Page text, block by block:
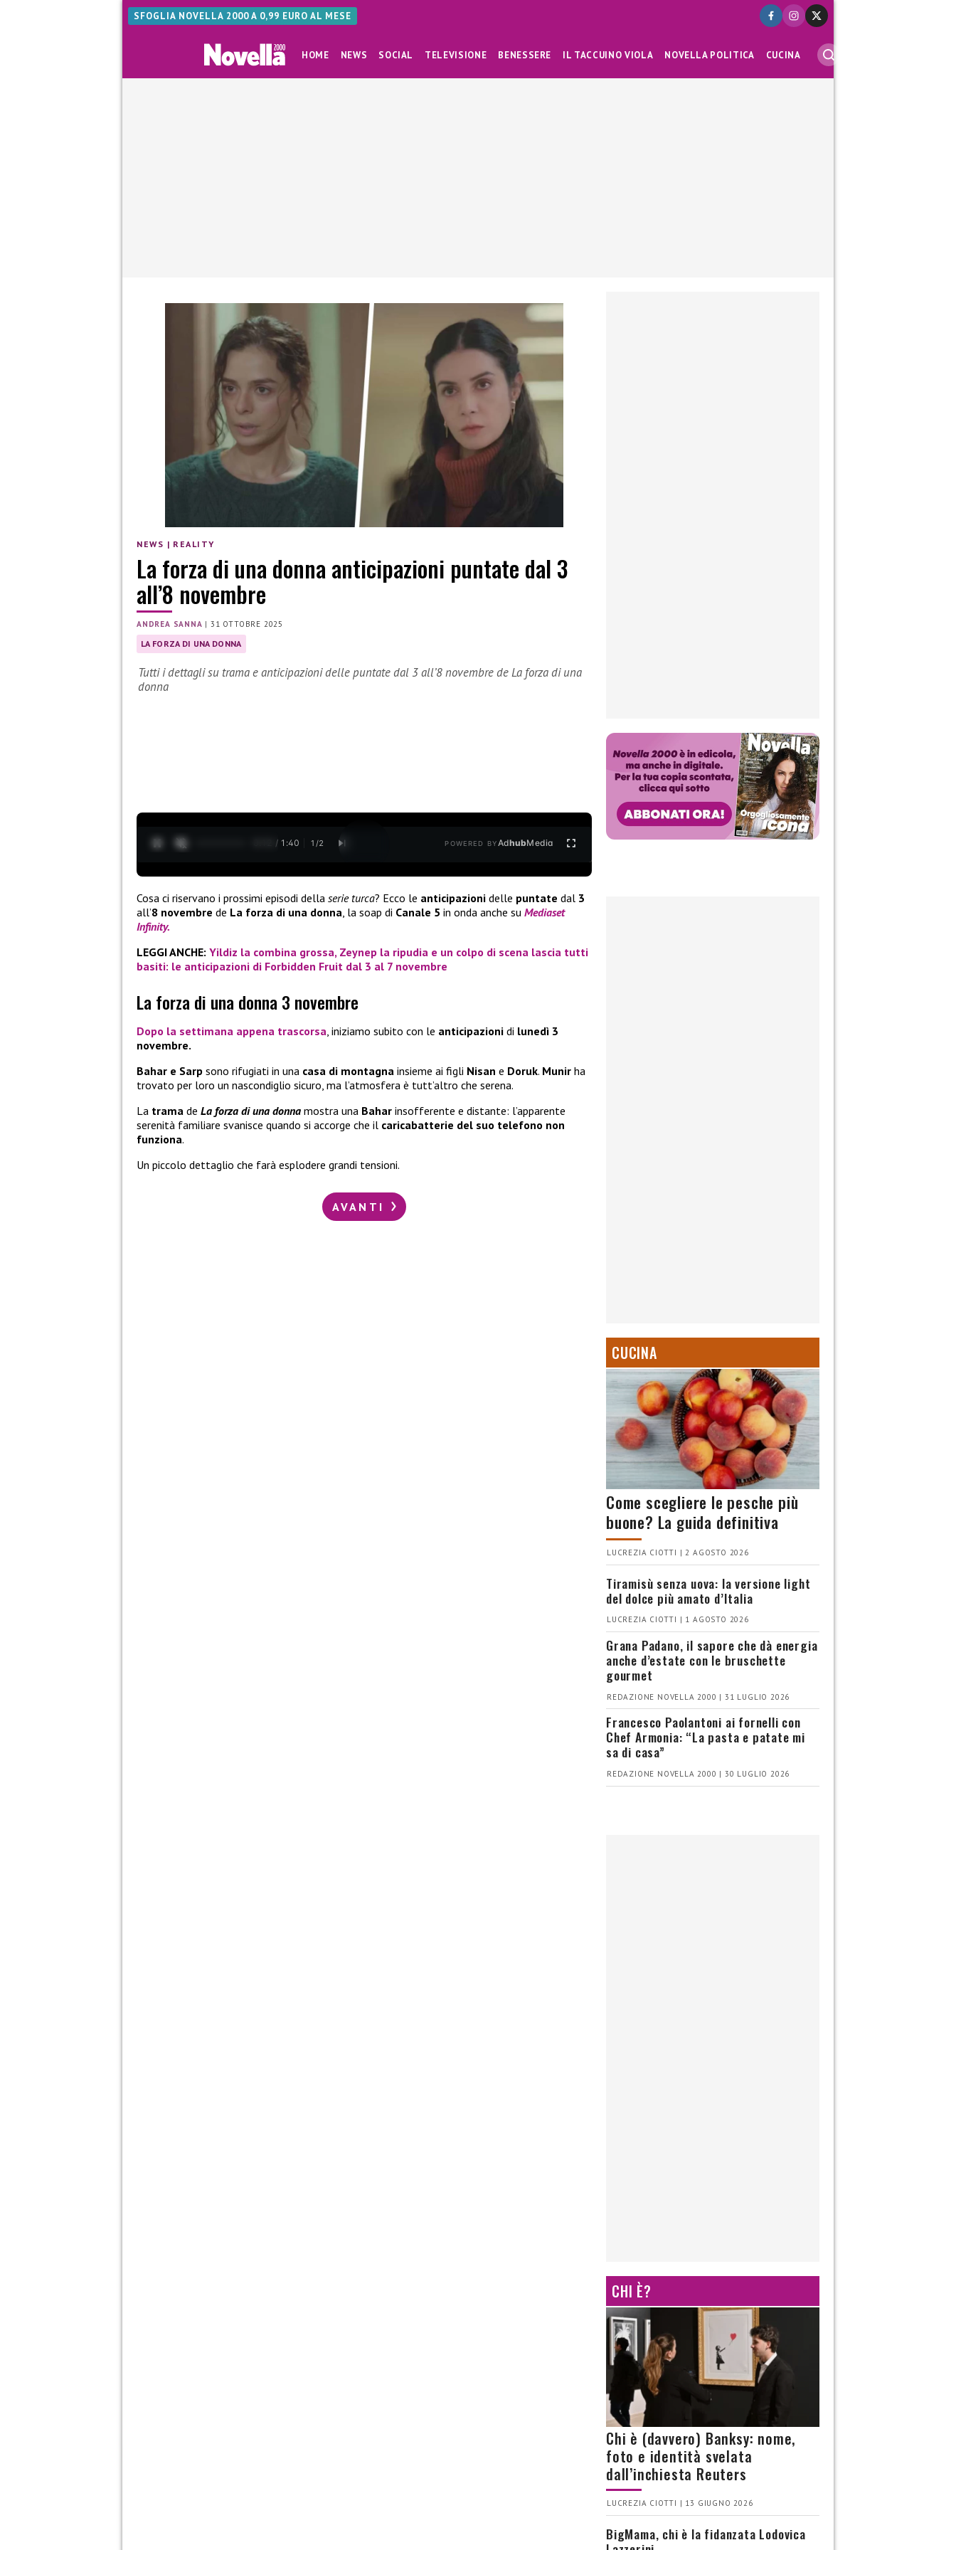
SFOGLIA NOVELLA 2000 A 0,99 EURO AL MESE
HOME NEWS SOCIAL TELEVISIONE BENESSERE IL TACCUINO VIOLA NOVELLA POLITICA CUCINA
NEWS | REALITY
La forza di una donna anticipazioni puntate dal 3
all’8 novembre
ANDREA SANNA |31 OTTOBRE 2025
LA FORZA DI UNA DONNA
Tutti i dettagli su trama e anticipazioni delle puntate dal 3 all’8 novembre de La forza di una
donna
0:13 / 1:40 1 /2 POWERED BYAdhubMedia
Cosa ci riservano i prossimi episodi della serie turca? Ecco le anticipazioni delle puntate dal 3
all’8 novembre de La forza di una donna , la soap di Canale 5 in onda anche su Mediaset
Infinity.
LEGGI ANCHE: Yildiz la combina grossa, Zeynep la ripudia e un colpo di scena lascia tutti
basiti: le anticipazioni di Forbidden Fruit dal 3 al 7 novembre
La forza di una donna 3 novembre
Dopo la settimana appena trascorsa, iniziamo subito con le anticipazioni di lunedì 3
novembre.
Bahar e Sarp sono rifugiati in una casa di montagna insieme ai figli Nisan e Doruk. Munir ha
trovato per loro un nascondiglio sicuro, ma l’atmosfera è tutt’altro che serena.
La trama de La forza di una donna mostra una Bahar insofferente e distante: l’apparente
serenità familiare svanisce quando si accorge che il caricabatterie del suo telefono non
funziona.
Un piccolo dettaglio che farà esplodere grandi tensioni.
AVANTI
CUCINA
Come scegliere le pesche più
buone? La guida definitiva
LUCREZIA CIOTTI | 2 AGOSTO 2026
Tiramisù senza uova: la versione light
del dolce più amato d’Italia
LUCREZIA CIOTTI | 1 AGOSTO 2026
Grana Padano, il sapore che dà energia
anche d’estate con le bruschette
gourmet
REDAZIONE NOVELLA 2000 | 31 LUGLIO 2026
Francesco Paolantoni ai fornelli con
Chef Armonia: “La pasta e patate mi
sa di casa”
REDAZIONE NOVELLA 2000 | 30 LUGLIO 2026
CHI È?
Chi è (davvero) Banksy: nome,
foto e identità svelata
dall’inchiesta Reuters
LUCREZIA CIOTTI | 13 GIUGNO 2026
BigMama, chi è la fidanzata Lodovica